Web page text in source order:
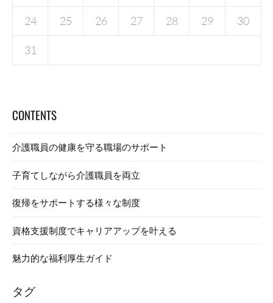
24 25 26 27 28 29 30
31
CONTENTS
介護職員の健康を守る職場のサポート
子育てしながら介護職員を両立
復帰をサポートする様々な制度
資格支援制度でキャリアアップを叶える
魅力的な福利厚生ガイド
タグ